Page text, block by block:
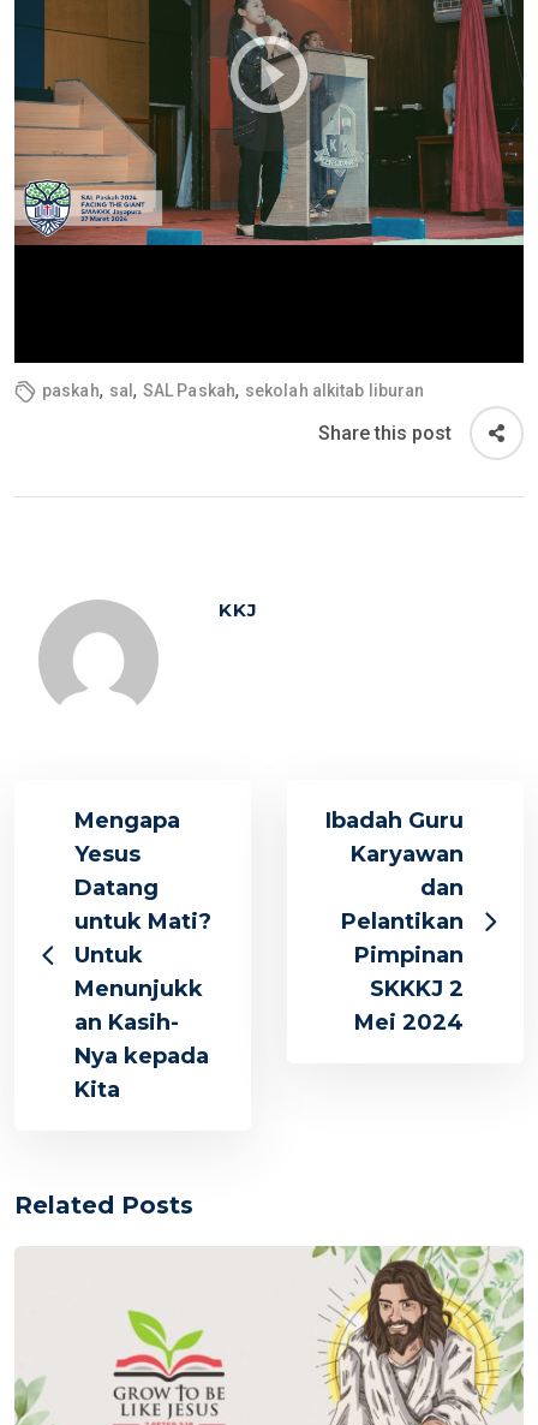
paskah, sal , SAL Paskah, sekolah alkitab liburan
Share this post
KKJ
Mengapa
Yesus
Datang
untuk Mati?
Untuk
Menunjukk
an Kasih-
Nya kepada
Kita
Ibadah Guru
Karyawan
dan
Pelantikan
Pimpinan
SKKKJ 2
Mei 2024
Related Posts